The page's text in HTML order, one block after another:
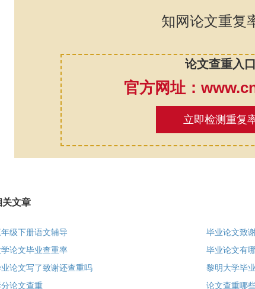
知网论文重复
论文查重入
官方网址：
立即检测重复
关文章
年级下册语文辅导
学论文毕业查重率
论文写了致谢还查重吗
论文查重
毕业论文致
毕业论文有
黎明大学毕
论文查重哪